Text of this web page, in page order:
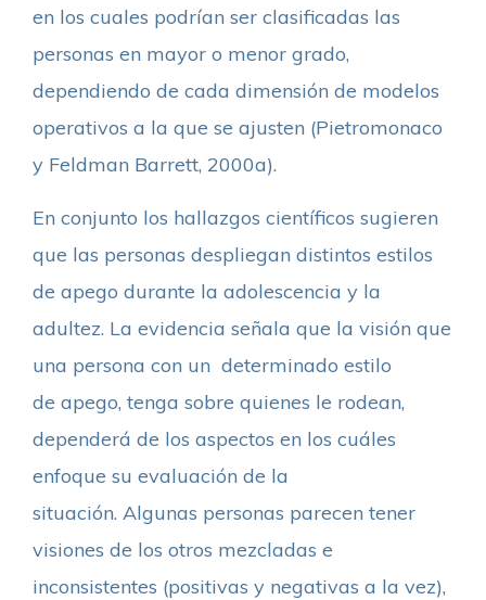
en los cuales podrían ser clasificadas las
personas en mayor o menor grado,
dependiendo de cada dimensión de modelos
operativos a la que se ajusten (Pietromonaco
y Feldman Barrett, 2000a).
En conjunto los hallazgos científicos sugieren
que las personas despliegan distintos estilos
de apego durante la adolescencia y la
adultez. La evidencia señala que la visión que
una persona con un determinado estilo
de apego, tenga sobre quienes le rodean,
dependerá de los aspectos en los cuáles
enfoque su evaluación de la
situación. Algunas personas parecen tener
visiones de los otros mezcladas e
inconsistentes (positivas y negativas a la vez),